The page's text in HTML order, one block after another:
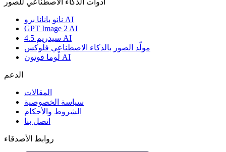
أدوات الذكاء الاصطناعي للصور
نانو بانانا برو AI
GPT Image 2 AI
سيدريم 4.5 AI
مولّد الصور بالذكاء الاصطناعي فلوكس
لُوما فوتون AI
الدعم
المقالات
سياسة الخصوصية
الشروط والأحكام
اتصل بنا
روابط الأصدقاء